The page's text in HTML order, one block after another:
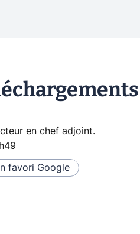
en chef adjoint.
favori Google